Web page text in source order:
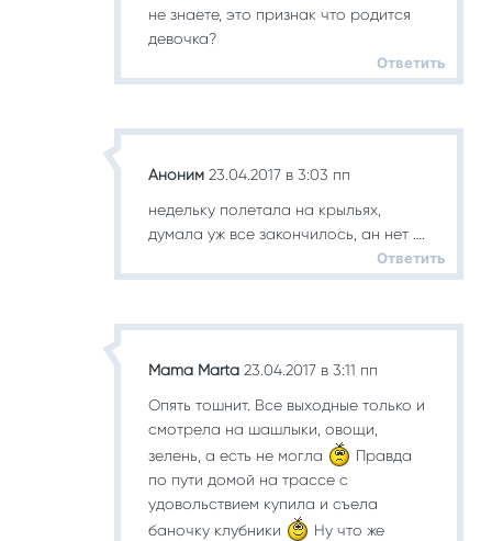
не знаете, это признак что родится
девочка?
Ответить
Аноним 23.04.2017 в 3:03 пп
недельку полетала на крыльях,
думала уж все закончилось, ан нет ….
Ответить
Mama Marta 23.04.2017 в 3:11 пп
Опять тошнит. Все выходные только и
смотрела на шашлыки, овощи,
зелень, а есть не могла
Правда
по пути домой на трассе с
удовольствием купила и съела
баночку клубники
Ну что же